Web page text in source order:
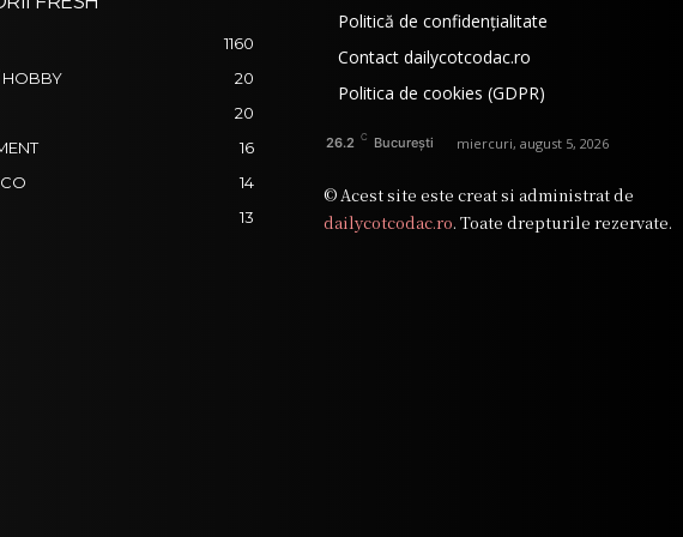
1160
HOBBY
20
20
16
14
13
Politică de confidențialitate
Contact dailycotcodac.ro
Politica de cookies (GDPR)
26.2 C București miercuri, august 5, 2026
© Acest site este creat si administrat de
dailycotcodac.ro. Toate drepturile rezervate.